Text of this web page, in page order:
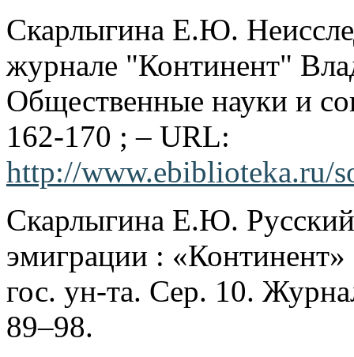
Скарлыгина Е.Ю.
журнале "Континент"
Общественные науки и
162-170 ; – URL:
http://www.ebiblioteka.ru/
Скарлыгина Е.Ю.
эмиграции :
гос. ун-та. Сер. 10.
89–98.